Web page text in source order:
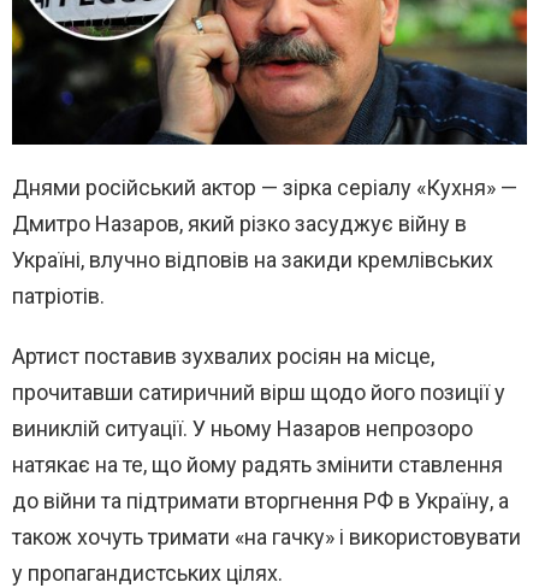
Днями російський актор — зірка серіалу «Кухня» —
Дмитро Назаров, який різко засуджує війну в
Україні, влучно відповів на закиди кремлівських
патріотів.
Артист поставив зухвалих росіян на місце,
прочитавши сатиричний вірш щодо його позиції у
виниклій ситуації. У ньому Назаров непрозоро
натякає на те, що йому радять змінити ставлення
до війни та підтримати вторгнення РФ в Україну, а
також хочуть тримати «на гачку» і використовувати
у пропагандистських цілях.